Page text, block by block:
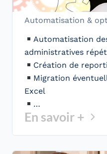
Automatisation &
Automatisation
administratives
Création de
Migration
Excel
…
En savoir +